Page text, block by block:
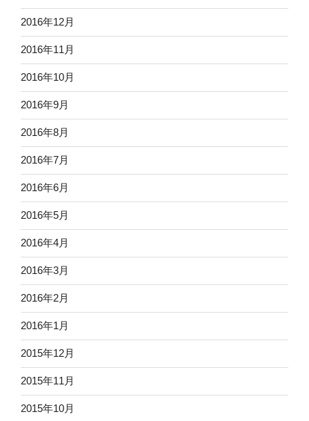
2016年12月
2016年11月
2016年10月
2016年9月
2016年8月
2016年7月
2016年6月
2016年5月
2016年4月
2016年3月
2016年2月
2016年1月
2015年12月
2015年11月
2015年10月